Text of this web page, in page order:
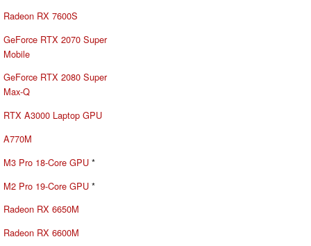
Radeon RX 7600S
GeForce RTX 2070 Super
Mobile
GeForce RTX 2080 Super
Max-Q
RTX A3000 Laptop GPU
A770M
M3 Pro 18-Core GPU *
M2 Pro 19-Core GPU *
Radeon RX 6650M
Radeon RX 6600M